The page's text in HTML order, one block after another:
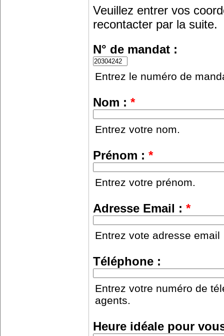
Veuillez entrer vos
recontacter par la suite.
N° de mandat :
Entrez le numéro de
Nom : *
Entrez votre nom.
Prénom : *
Entrez votre prénom.
Adresse Email : *
Entrez vote adresse email
Téléphone :
Entrez votre numéro de
agents.
Heure idéale pour